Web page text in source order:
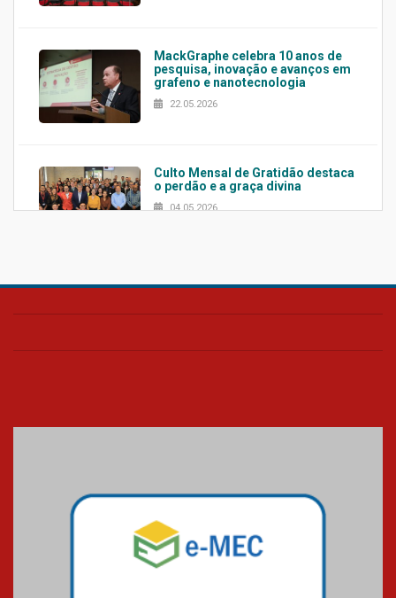
MackGraphe celebra 10 anos de
pesquisa, inovação e avanços em
grafeno e nanotecnologia
22.05.2026
Culto Mensal de Gratidão destaca
o perdão e a graça divina
04.05.2026
Confira como foi o culto mensal
Mackenzie mobiliza campanha
solidária para apoiar famílias em
Minas Gerais